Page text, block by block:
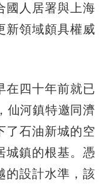
國人居署與上海
新領域頗具權威
四十年前就已
仙河鎮特邀同濟
了石油新城的空
城鎮的根基。憑
的設計水準，該